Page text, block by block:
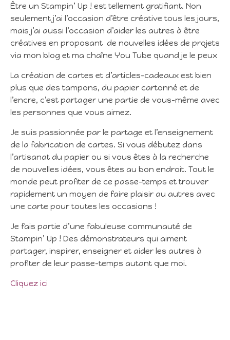
Être un Stampin’ Up ! est tellement gratifiant. Non
seulement j’ai l’occasion d’être créative tous les jours,
mais j’ai aussi l’occasion d’aider les autres à être
créatives en proposant de nouvelles idées de projets
via mon blog et ma chaîne You Tube quand je le peux
La création de cartes et d’articles-cadeaux est bien
plus que des tampons, du papier cartonné et de
l’encre, c’est partager une partie de vous-même avec
les personnes que vous aimez.
Je suis passionnée par le partage et l’enseignement
de la fabrication de cartes. Si vous débutez dans
l’artisanat du papier ou si vous êtes à la recherche
de nouvelles idées, vous êtes au bon endroit. Tout le
monde peut profiter de ce passe-temps et trouver
rapidement un moyen de faire plaisir au autres avec
une carte pour toutes les occasions !
Je fais partie d’une fabuleuse communauté de
Stampin’ Up ! Des démonstrateurs qui aiment
partager, inspirer, enseigner et aider les autres à
profiter de leur passe-temps autant que moi.
Cliquez ici